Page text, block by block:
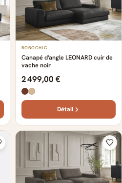
BOBOCHIC
Canapé d'angle LEONARD cuir de
vache noir
2 499,00 €
Détail